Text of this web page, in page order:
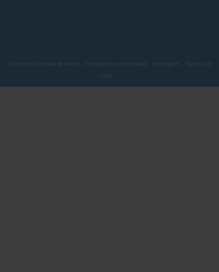
Conditions Générales de Ventes- Politique de confidentialité - Infos légales- Plan du site
Clikeo